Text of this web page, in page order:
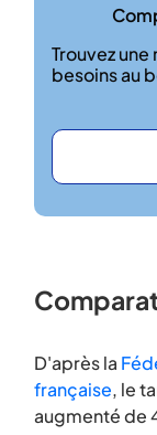
Trouvez
besoins au
D'après la
française, le
augmenté de